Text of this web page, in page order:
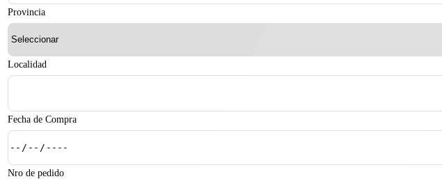
Provincia
Localidad
Fecha de Compra
Nro de pedido